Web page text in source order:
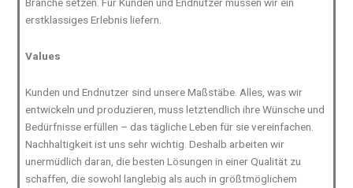
erstklassiges Erlebnis liefern.
Values
Kunden und Endnutzer sind unsere Maßstäbe. Alles, was wir
entwickeln und produzieren, muss letztendlich ihre Wünsche und
Bedürfnisse erfüllen – das tägliche Leben für sie vereinfachen.
Nachhaltigkeit ist uns sehr wichtig. Deshalb arbeiten wir
unermüdlich daran, die besten Lösungen in einer Qualität zu
schaffen, die sowohl langlebig als auch in größtmöglichem